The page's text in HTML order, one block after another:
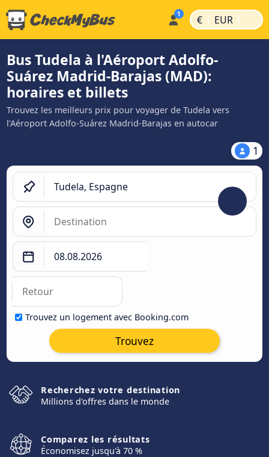
€ | EUR |
Bus Tudela à l'Aéroport Adolfo-
Suárez Madrid-Barajas (MAD):
horaires et billets
Trouvez les meilleurs prix pour voyager de Tudela vers
l'Aéroport Adolfo-Suárez Madrid-Barajas en autocar
1
Trouvez un logement avec Booking.com
Trouvez
Recherchez votre destination
Millions d'offres dans le monde
Comparez les résultats
Économisez jusqu'à 70 %